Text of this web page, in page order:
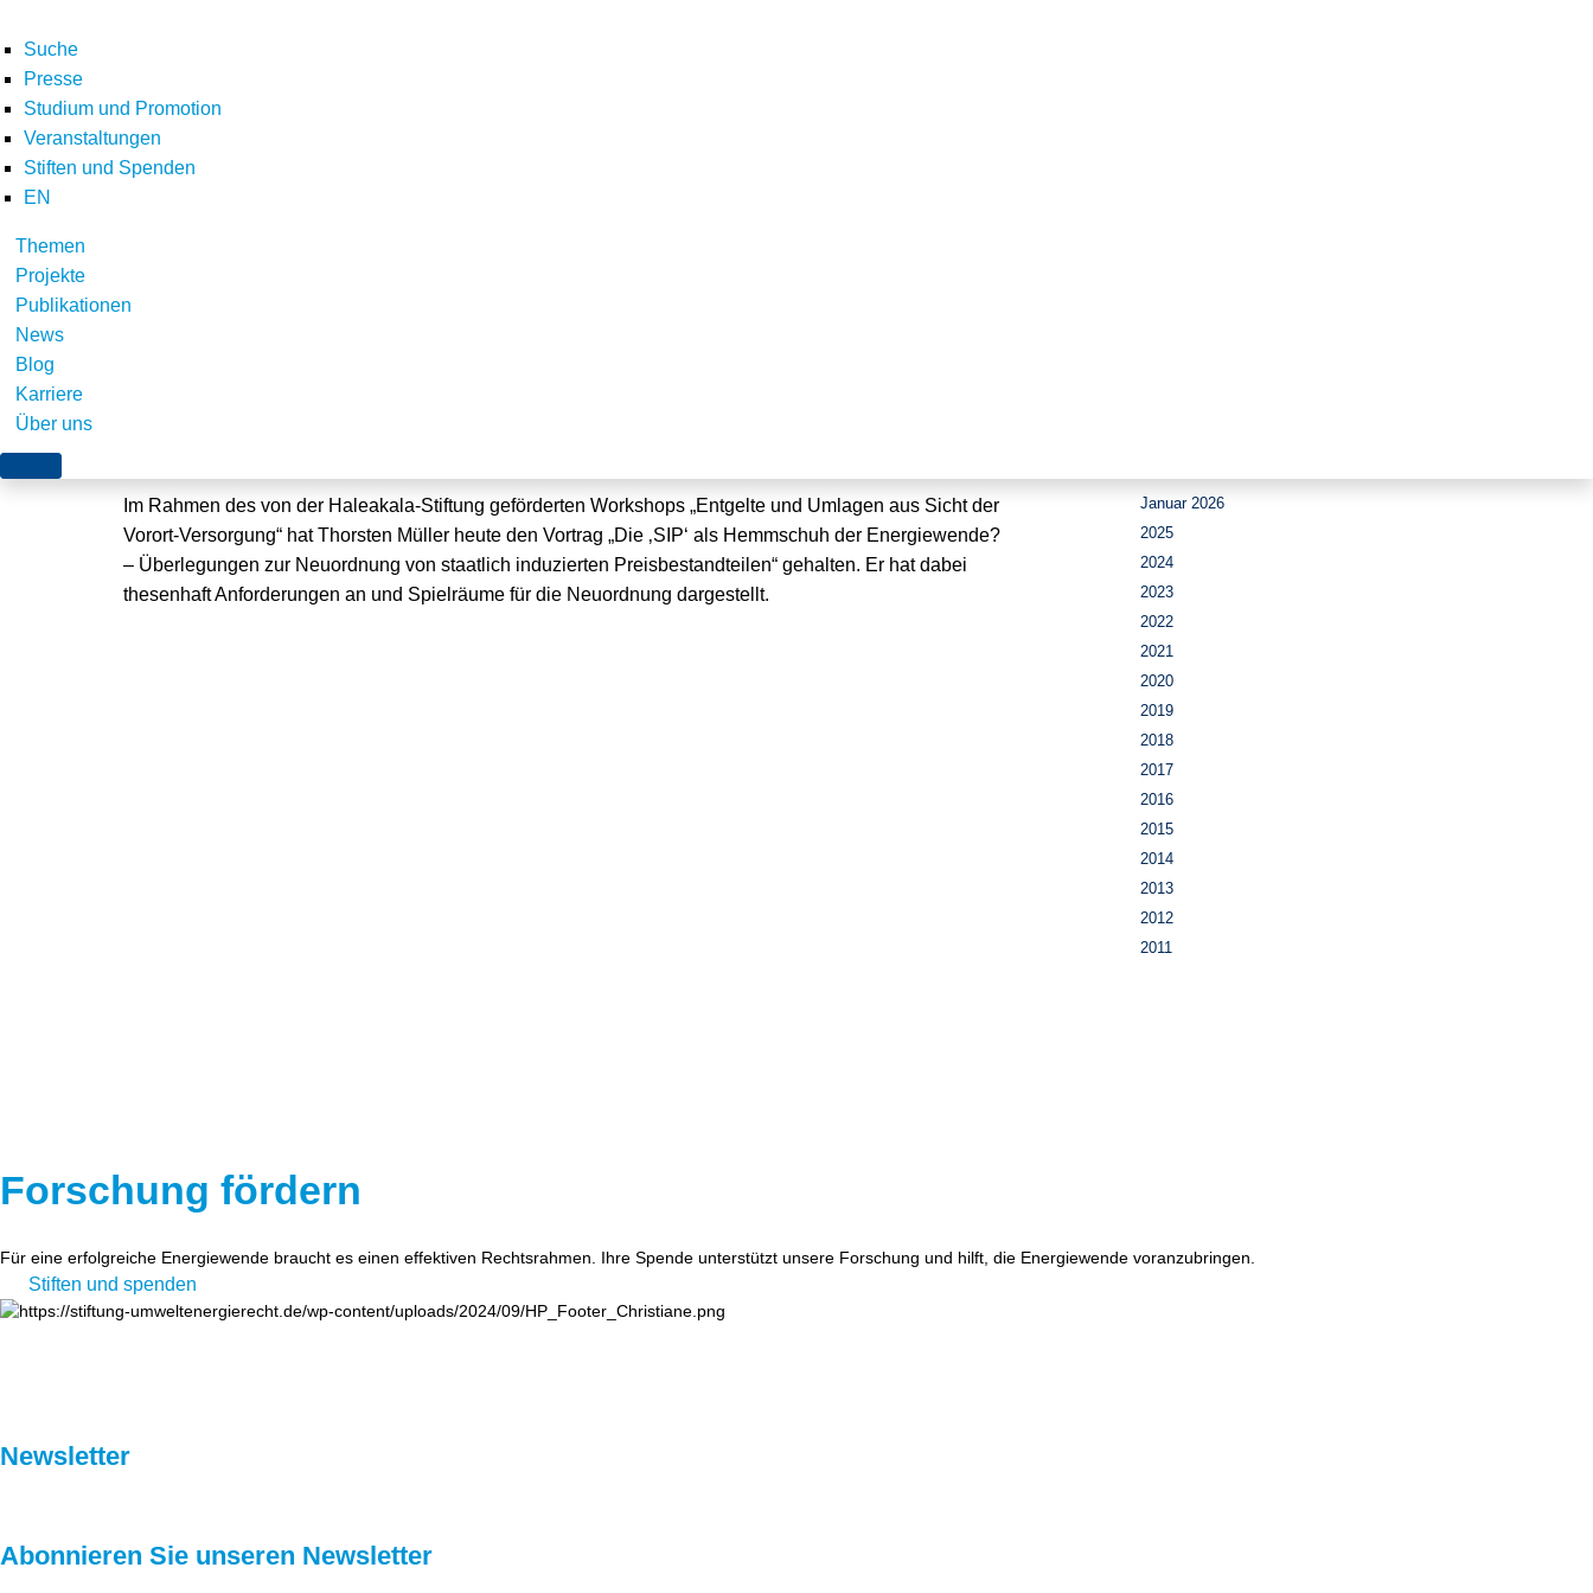
Suche
Presse
Studium und Promotion
Veranstaltungen
Stiften und Spenden
EN
Themen
Projekte
Publikationen
News
Blog
Karriere
Über uns
induzierten Strompreisbestandteile
Im Rahmen des von der Haleakala-Stiftung geförderten Workshops „Entgelte und Umlagen aus Sicht der
Vorort-Versorgung“ hat Thorsten Müller heute den Vortrag „Die ‚SIP‘ als Hemmschuh der Energiewende?
– Überlegungen zur Neuordnung von staatlich induzierten Preisbestandteilen“ gehalten. Er hat dabei
thesenhaft Anforderungen an und Spielräume für die Neuordnung dargestellt.
Januar 2026
2025
2024
2023
2022
2021
2020
2019
2018
2017
2016
2015
2014
2013
2012
2011
Forschung fördern
Für eine erfolgreiche Energiewende braucht es einen effektiven Rechtsrahmen. Ihre Spende unterstützt unsere Forschung und hilft, die Energiewende voranzubringen.
Stiften und spenden
Newsletter
Abonnieren Sie unseren Newsletter